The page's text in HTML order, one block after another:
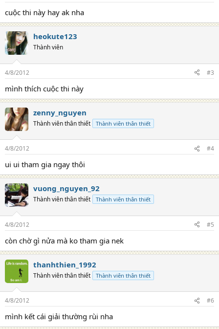
cuộc thi này hay ak nha
heokute123
Thành viên
4/8/2012 #3
mình thích cuộc thi này
zenny_nguyen
Thành viên thân thiết Thành viên thân thiết
4/8/2012 #4
ui ui tham gia ngay thôi
vuong_nguyen_92
Thành viên thân thiết Thành viên thân thiết
4/8/2012 #5
còn chờ gì nửa mà ko tham gia nek
thanhthien_1992
Thành viên thân thiết Thành viên thân thiết
4/8/2012 #6
mình kết cái giải thường rùi nha